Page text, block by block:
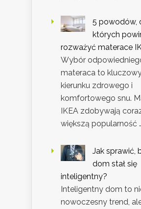
5 powodów,
których
rozważyć materace
Wybór
materaca to
kierunku zdrowego i
komfortowego snu.
IKEA zdobywają
większą popularność
Jak sprawić,
dom stał się
inteligentny?
Inteligentny dom to
nowoczesny trend,